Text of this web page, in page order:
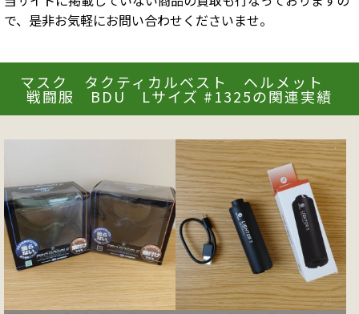
で、是非お気軽にお問い合わせくださいませ。
マスク タクティカルベスト ヘルメット
戦闘服 BDU Lサイズ #1325の関連実績